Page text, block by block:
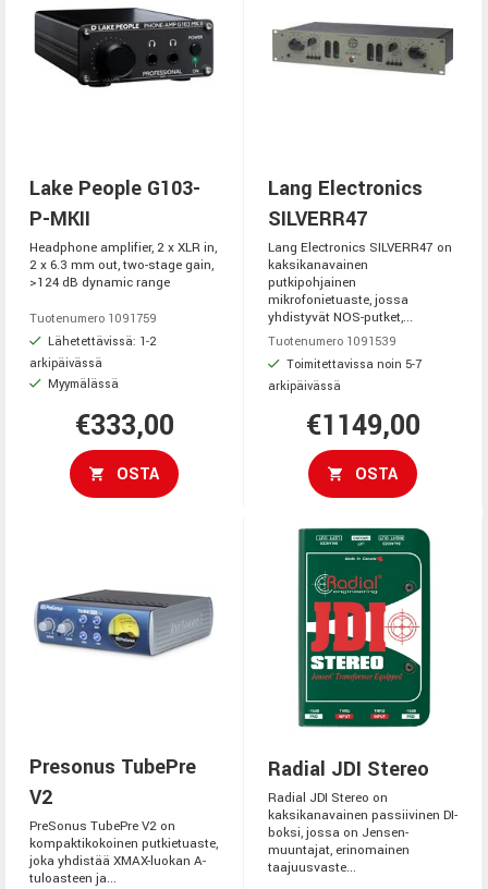
Lake People G103-
P-MKII
Headphone amplifier, 2 x XLR in,
2 x 6.3 mm out, two-stage gain,
>124 dB dynamic range
Tuotenumero 1091759
Lähetettävissä: 1-2
arkipäivässä
Myymälässä
€333,00
OSTA
Lang Electronics
SILVERR47
Lang Electronics SILVERR47 on
kaksikanavainen
putkipohjainen
mikrofonietuaste, jossa
yhdistyvät NOS-putket,...
Tuotenumero 1091539
Toimitettavissa noin 5-7
arkipäivässä
€1149,00
OSTA
Presonus TubePre
V2
PreSonus TubePre V2 on
kompaktikokoinen putkietuaste,
joka yhdistää XMAX-luokan A-
tuloasteen ja...
Radial JDI Stereo
Radial JDI Stereo on
kaksikanavainen passiivinen DI-
boksi, jossa on Jensen-
muuntajat, erinomainen
taajuusvaste...